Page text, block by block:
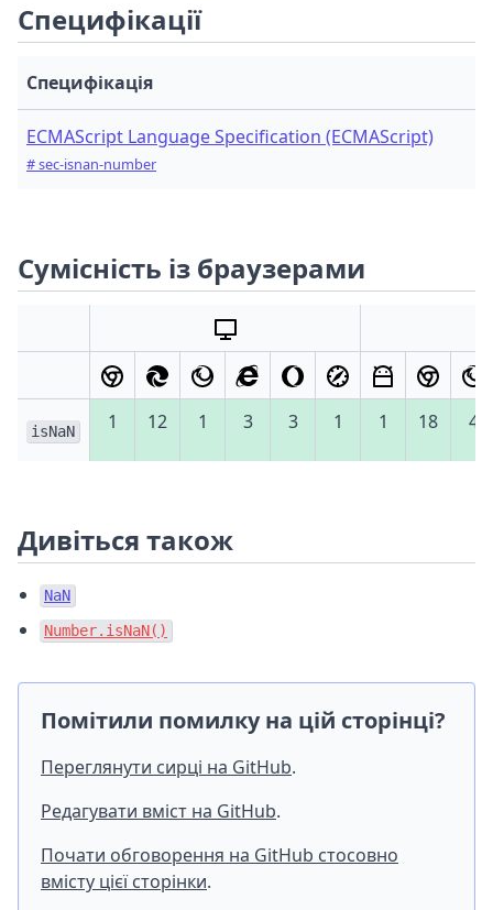
Специфікації
Специфікація
ECMAScript Language Specification (ECMAScript)
# sec-isnan-number
Сумісність із браузерами
isNaN 1 12 1 3 3 1 1 18 4
Дивіться також
NaN
Number.isNaN()
Помітили помилку на цій сторінці?
Переглянути сирці на GitHub.
Редагувати вміст на GitHub.
Почати обговорення на GitHub стосовно
вмісту цієї сторінки.